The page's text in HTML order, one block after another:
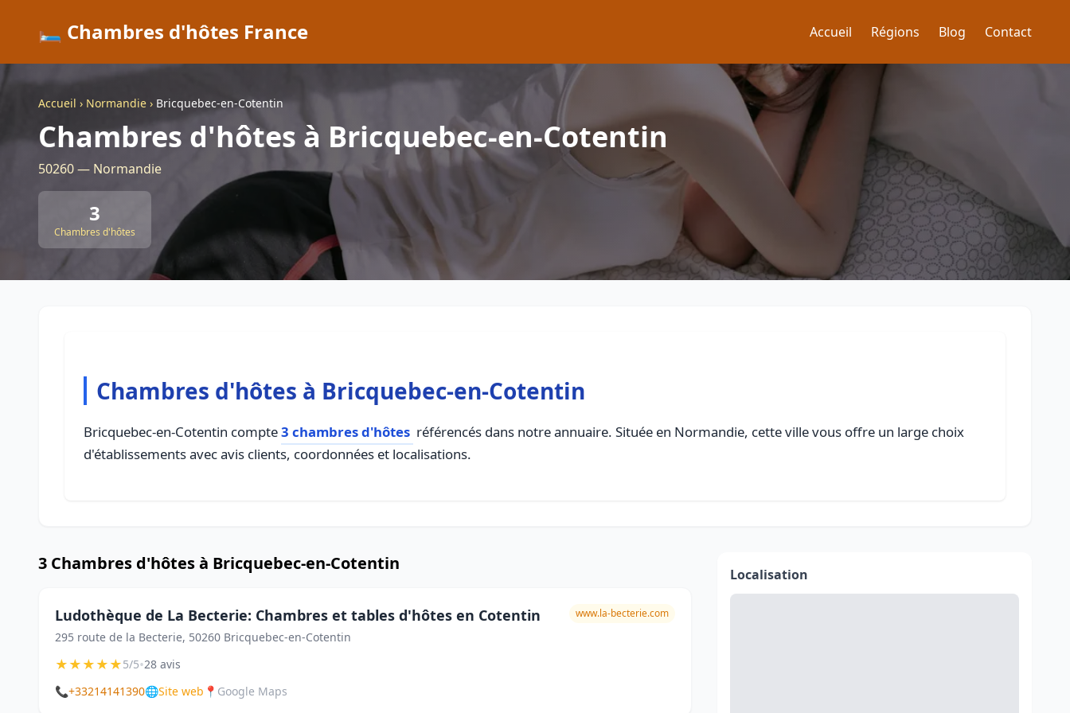
🛏️ Chambres d'hôtes France Accueil Régions Blog Contact
Accueil › Normandie › Bricquebec-en-Cotentin
Chambres d'hôtes à Bricquebec-en-Cotentin
50260 — Normandie
3
Chambres d'hôtes
Chambres d'hôtes à Bricquebec-en-Cotentin
Bricquebec-en-Cotentin compte3 chambres d'hôtes référencés dans notre annuaire. Située en Normandie, cette ville vous offre un large choix
d'établissements avec avis clients, coordonnées et localisations.
3 Chambres d'hôtes à Bricquebec-en-Cotentin
Ludothèque de La Becterie: Chambres et tables d'hôtes en Cotentin
295 route de la Becterie, 50260 Bricquebec-en-Cotentin
www.la-becterie.com
★★★★★5/5•28 avis
📞+33214141390🌐Site web 📍 Google Maps
Localisation